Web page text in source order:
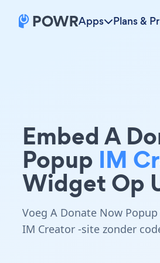
Apps Plans &
Embed A
Popup IM
Widget Op
Voeg A Donate Now
IM Creator -site zonder